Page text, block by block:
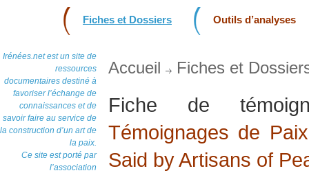
Fiches et Dossiers Outils d’analyses
Irénées.net est un site de
ressources
documentaires destiné à
favoriser l’échange de
connaissances et de
savoir faire au service de
la construction d’un art de
la paix.
Ce site est porté par
l’association
Accueil Fiches et
Fiche de
Témoignages de
Said by Artisans of